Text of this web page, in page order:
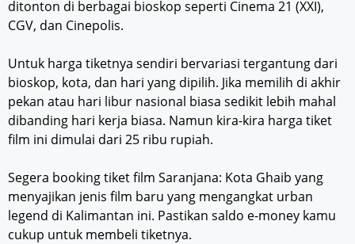
ditonton di berbagai bioskop seperti Cinema 21 (XXI),
CGV, dan Cinepolis.
Untuk harga tiketnya sendiri bervariasi tergantung dari
bioskop, kota, dan hari yang dipilih. Jika memilih di akhir
pekan atau hari libur nasional biasa sedikit lebih mahal
dibanding hari kerja biasa. Namun kira-kira harga tiket
film ini dimulai dari 25 ribu rupiah.
Segera booking tiket film Saranjana: Kota Ghaib yang
menyajikan jenis film baru yang mengangkat urban
legend di Kalimantan ini. Pastikan saldo e-money kamu
cukup untuk membeli tiketnya.